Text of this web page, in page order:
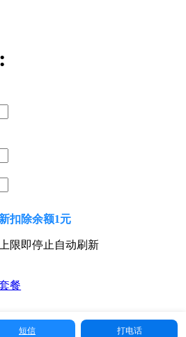
短信 打电话
扣除余额1元
限即停止自动刷新
餐